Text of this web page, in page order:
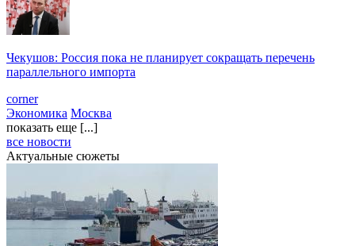
Чекушов: Россия пока не планирует сокращать перечень
параллельного импорта
corner
Экономика Москва
показать еще [...]
все новости
Актуальные сюжеты